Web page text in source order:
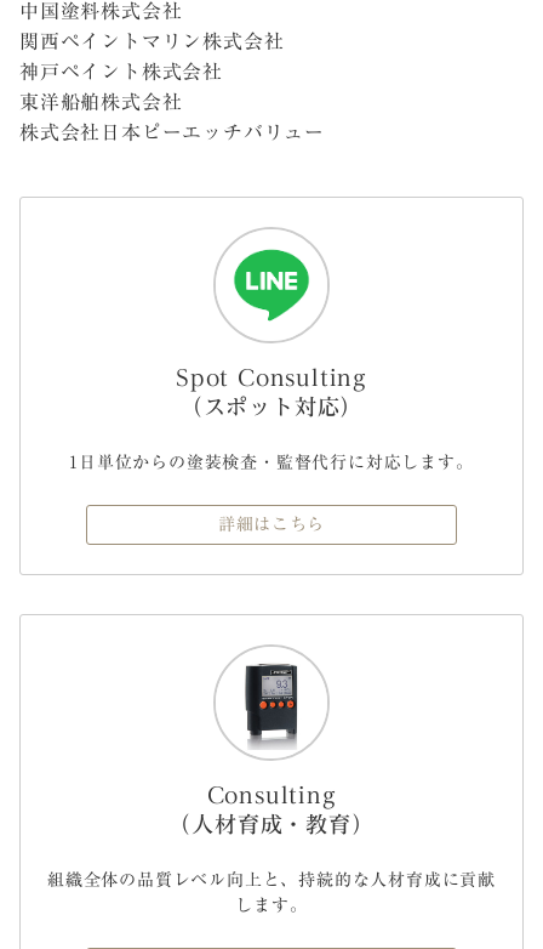
中国塗料株式会社
関西ペイントマリン株式会社
神戸ペイント株式会社
東洋船舶株式会社
株式会社日本ピーエッチバリュー
Spot Consulting
（スポット対応）
1日単位からの塗装検査・監督代行に対応します。
詳細はこちら
Consulting
（人材育成・教育）
組織全体の品質レベル向上と、持続的な人材育成に貢献
します。